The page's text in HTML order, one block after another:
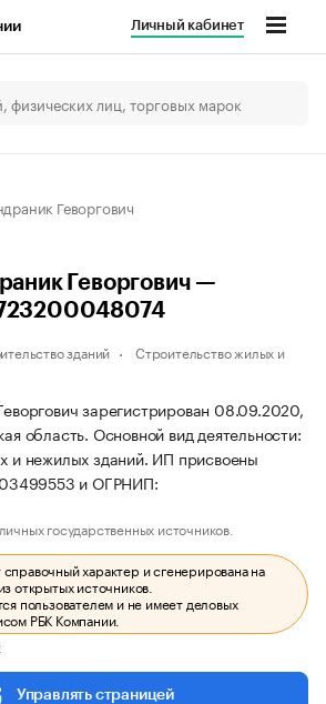
Личный кабинет
Геворгович
Геворгович —
зданий
Строительство жилых и
зарегистрирован 08.09.2020,
область. Основной вид деятельности:
и нежилых зданий. ИП присвоены
и ОГРНИП:
государственных источников.
характер и сгенерирована на
открытых источников.
пользователем и не имеет деловых
РБК Компании.
Управлять страницей